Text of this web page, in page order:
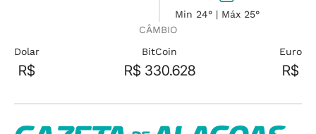
Min 24° | Máx 25°
CÂMBIO
Dolar
R$
BitCoin
R$ 330.628
Euro
R$